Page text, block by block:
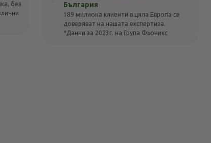
без
България
189 милиона клиенти в цяла Европа се
доверяват на нашата експертиза.
*Данни за 2023г. на Група Фьоникс